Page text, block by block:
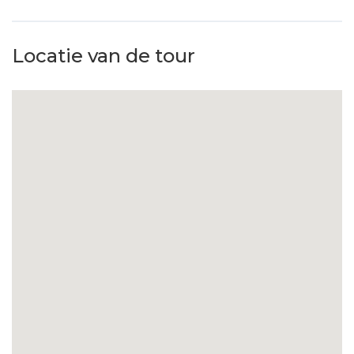
Ecologische schoonmaakproducten
Locatie van de tour